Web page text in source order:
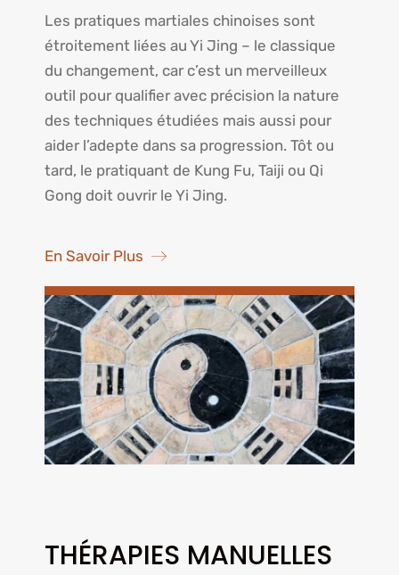
Les pratiques martiales chinoises sont
étroitement liées au Yi Jing – le classique
du changement, car c’est un merveilleux
outil pour qualifier avec précision la nature
des techniques étudiées mais aussi pour
aider l’adepte dans sa progression. Tôt ou
tard, le pratiquant de Kung Fu, Taiji ou Qi
Gong doit ouvrir le Yi Jing.
En Savoir Plus
THÉRAPIES MANUELLES